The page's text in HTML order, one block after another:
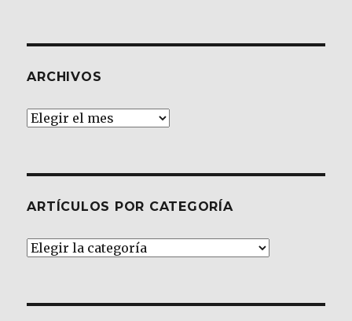
ARCHIVOS
Archivos
ARTÍCULOS POR CATEGORÍA
Artículos